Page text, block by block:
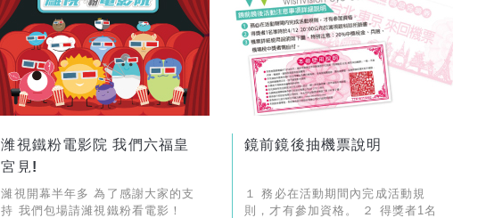
潍視鐵粉電影院 我們六福皇
宮見!
濰視開幕半年多 為了感謝大家的支
持 我們包場請濰視鐵粉看電影！
鏡前鏡後抽機票說明
１ 務必在活動期間內完成活動規
則，才有參加資格。 ２ 得獎者1名